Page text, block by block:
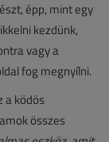
épp, mint egy
kezdünk,
vagy a
fog megnyílni.
a ködös
összes